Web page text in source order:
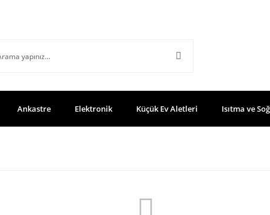
Ankastre Elektronik Küçük Ev Aletleri Isıtma ve